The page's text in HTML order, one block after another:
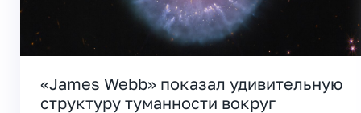
«James Webb» показал удивительную
структуру туманности вокруг